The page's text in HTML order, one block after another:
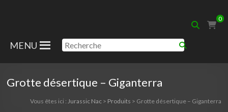
Nac
0
MENU
Grotte désertique – Giganterra
Vous êtes ici : Jurassic Nac> Produits > Grotte désertique – Giganterra